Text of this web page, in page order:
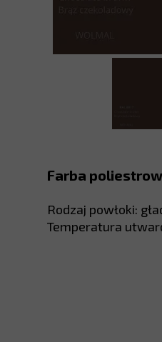
Farba
Rodzaj powłoki:
Temperatura